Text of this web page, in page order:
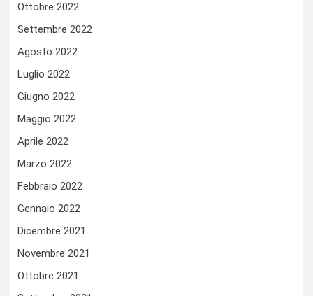
Ottobre 2022
Settembre 2022
Agosto 2022
Luglio 2022
Giugno 2022
Maggio 2022
Aprile 2022
Marzo 2022
Febbraio 2022
Gennaio 2022
Dicembre 2021
Novembre 2021
Ottobre 2021